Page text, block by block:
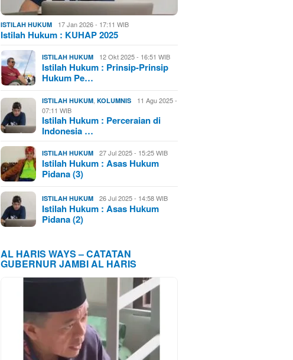
ISTILAH HUKUM 17 Jan 2026 - 17:11 WIB
Istilah Hukum : KUHAP 2025
ISTILAH HUKUM 12 Okt 2025 - 16:51 WIB
Istilah Hukum : Prinsip-Prinsip
Hukum Pe…
ISTILAH HUKUM ,KOLUMNIS
11 Agu 2025 -
07:11 WIB
Istilah Hukum : Perceraian di
Indonesia …
ISTILAH HUKUM 27 Jul 2025 - 15:25 WIB
Istilah Hukum : Asas Hukum
Pidana (3)
ISTILAH HUKUM 26 Jul 2025 - 14:58 WIB
Istilah Hukum : Asas Hukum
Pidana (2)
AL HARIS WAYS – CATATAN
GUBERNUR JAMBI AL HARIS